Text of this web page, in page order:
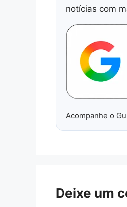
notícias com
Acompanhe o
Deixe um